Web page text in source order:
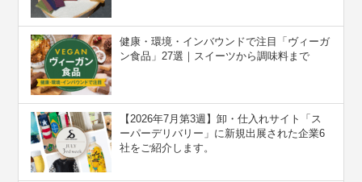
健康・環境・インバウンドで注目「ヴィーガ
ン食品」27選｜スイーツから調味料まで
【2026年7月第3週】卸・仕入れサイト「ス
ーパーデリバリー」に新規出展された企業6
社をご紹介します。